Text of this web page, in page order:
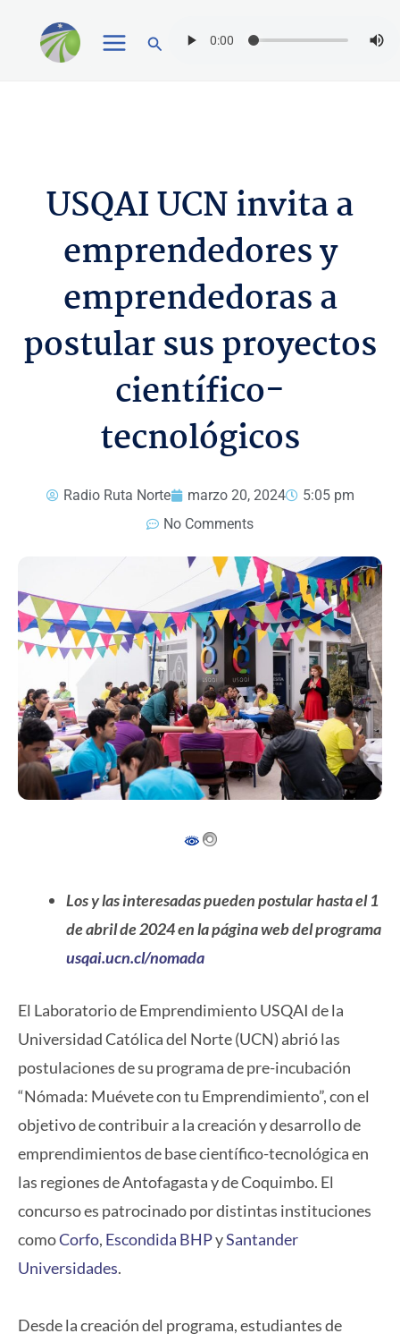
Buscar
USQAI UCN invita a
emprendedores y
emprendedoras a
postular sus proyectos
científico-
tecnológicos
Radio Ruta Norte marzo 20, 2024
5:05 pm
No Comments
Los y las interesadas pueden postular hasta el 1
de abril de 2024 en la página web del programa
usqai.ucn.cl/nomada
El Laboratorio de Emprendimiento USQAI de la
Universidad Católica del Norte (UCN) abrió las
postulaciones de su programa de pre-incubación
“Nómada: Muévete con tu Emprendimiento”, con el
objetivo de contribuir a la creación y desarrollo de
emprendimientos de base científico-tecnológica en
las regiones de Antofagasta y de Coquimbo. El
concurso es patrocinado por distintas instituciones
comoCorfo, Escondida BHPySantander
Universidades.
Desde la creación del programa, estudiantes de